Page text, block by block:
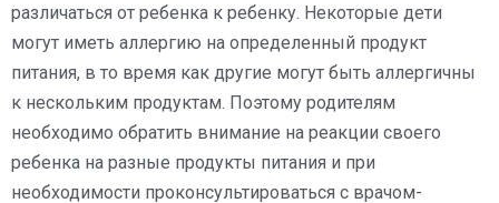
различаться от ребенка к ребенку. Некоторые дети
могут иметь аллергию на определенный продукт
питания, в то время как другие могут быть аллергичны
к нескольким продуктам. Поэтому родителям
необходимо обратить внимание на реакции своего
ребенка на разные продукты питания и при
необходимости проконсультироваться с врачом-